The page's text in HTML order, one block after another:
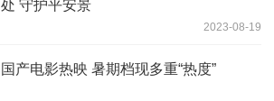
处 守护平安景
2023-08-19
国产电影热映 暑期档现多重“热度”